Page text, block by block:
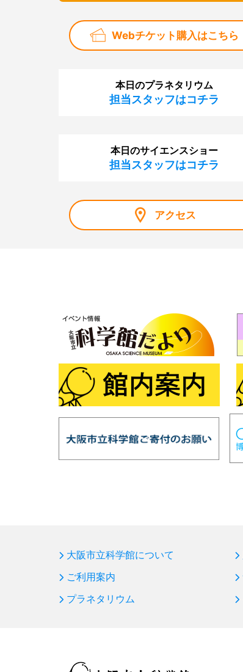
Webチケット購入はこちら
本日のプラネタリウム
担当スタッフはコチラ
本日のサイエンスショー
担当スタッフはコチラ
アクセス
大阪市立科学館について
ご利用案内
プラネタリウム